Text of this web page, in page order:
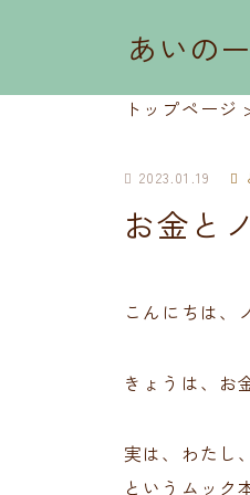
あいの
トップページ
2023.01.19
お金と
こんにちは、
きょうは、お
実は、わたし
というムック